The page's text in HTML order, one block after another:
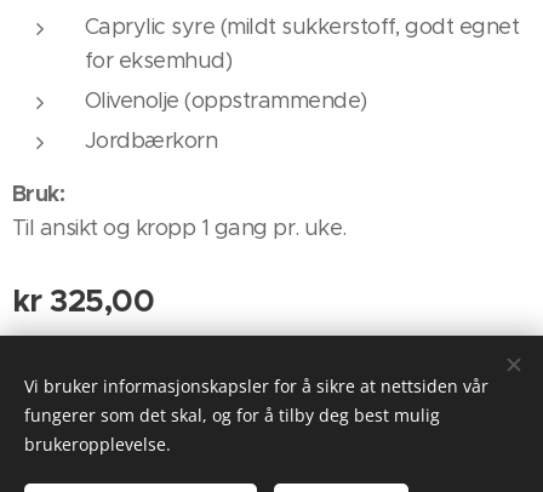
Caprylic syre (mildt sukkerstoff, godt egnet
for eksemhud)
Olivenolje (oppstrammende)
Jordbærkorn
Bruk:
Til ansikt og kropp 1 gang pr. uke.
kr325,00
Informasjonskapsler
Vi bruker informasjonskapsler for å sikre at nettsiden vår
fungerer som det skal, og for å tilby deg best mulig
brukeropplevelse.